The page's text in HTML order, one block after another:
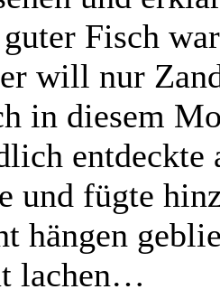
Fisch
will nur
in diesem
entdeckte
und fügte
hängen
lachen…